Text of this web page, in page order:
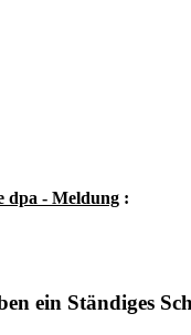
dpa - Meldung :
ein Ständiges